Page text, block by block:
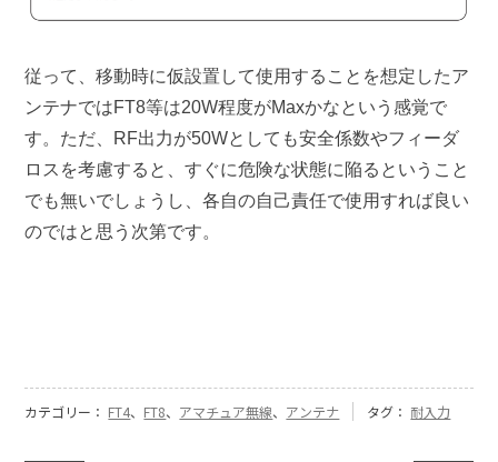
従って、移動時に仮設置して使用することを想定したア
ンテナではFT8等は20W程度がMaxかなという感覚で
す。ただ、RF出力が50Wとしても安全係数やフィーダ
ロスを考慮すると、すぐに危険な状態に陥るということ
でも無いでしょうし、各自の自己責任で使用すれば良い
のではと思う次第です。
カテゴリー： FT4、 FT8、 アマチュア無線、 アンテナ タグ： 耐入力